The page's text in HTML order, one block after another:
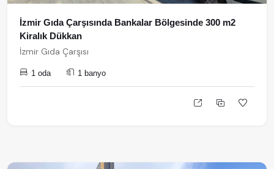
İzmir Gıda Çarşısında Bankalar Bölgesinde 300 m2
Kiralık Dükkan
İzmir Gıda Çarşısı
1 oda 1 banyo